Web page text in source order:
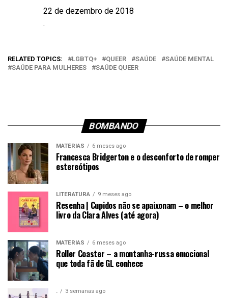
Data
22 de dezembro de 2018
Em relação a
.
RELATED TOPICS: LGBTQ+ QUEER SAÚDE
SAÚDE MENTAL
SAÚDE PARA MULHERES
SAÚDE QUEER
BOMBANDO
MATÉRIAS 6 meses ago
Francesca Bridgerton e o desconforto de romper
estereótipos
LITERATURA 9 meses ago
Resenha | Cupidos não se apaixonam – o melhor
livro da Clara Alves (até agora)
MATÉRIAS 6 meses ago
Roller Coaster – a montanha-russa emocional
que toda fã de GL conhece
. 3 semanas ago